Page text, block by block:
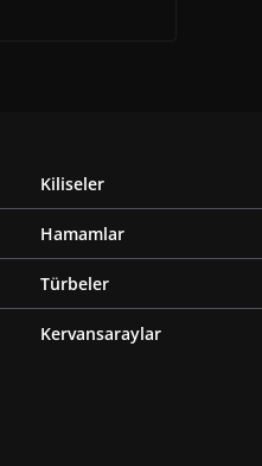
Kiliseler
Hamamlar
Türbeler
Kervansaraylar